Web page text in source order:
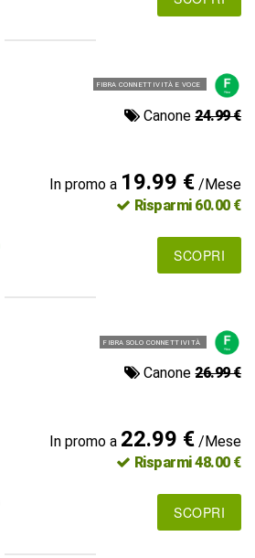
FIBRA CONNETTIVITÀ E VOCE
Canone24.99 €
In promo a 19.99 €/Mese
Risparmi 60.00 €
SCOPRI
FIBRA SOLO CONNETTIVITÀ
Canone26.99 €
In promo a 22.99 €/Mese
Risparmi 48.00 €
SCOPRI